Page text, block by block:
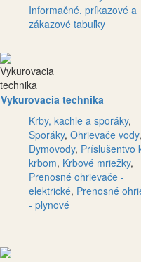
Informačné, príkazové a
zákazové tabuľky
Vykurovacia technika
Krby, kachle a sporáky,
Sporáky, Ohrievače vody,
Dymovody, Príslušentvo
krbom, Krbové mriežky,
Prenosné ohrievače -
elektrické, Prenosné
- plynové